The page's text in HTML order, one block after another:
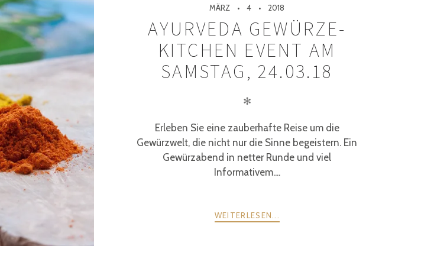
MÄRZ 4 2018
AYURVEDA GEWÜRZE-
KITCHEN EVENT AM
SAMSTAG, 24.03.18
✻
Erleben Sie eine zauberhafte Reise um die
Gewürzwelt, die nicht nur die Sinne begeistern. Ein
Gewürzabend in netter Runde und viel
Informativem....
WEITERLESEN...